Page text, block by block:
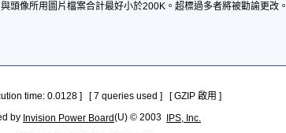
像所用圖片檔案合計最好小於200K。超標過多者將被勸諭更改。
time: 0.0128 ] [ 7 queries used ] [ GZIP 啟用 ]
by Invision Power Board(U) © 2003
IPS, Inc.